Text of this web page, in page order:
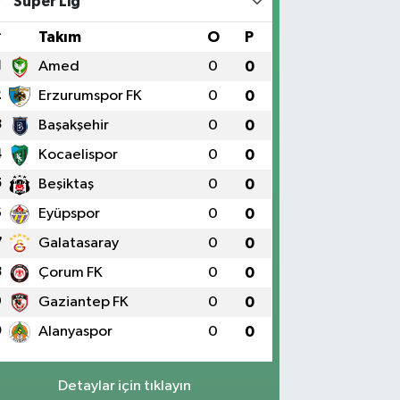
Takım O P
Amed 0 0
Erzurumspor FK 0 0
Başakşehir 0 0
Kocaelispor 0 0
Beşiktaş 0 0
Eyüpspor 0 0
Galatasaray 0 0
Çorum FK 0 0
Gaziantep FK 0 0
Alanyaspor 0 0
Detaylar için tıklayın